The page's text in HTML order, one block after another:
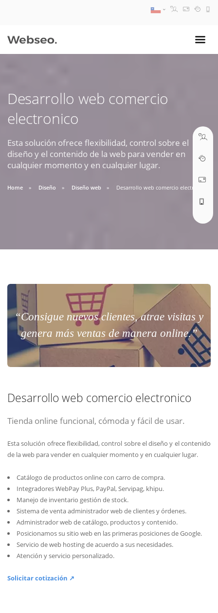
Desarrollo web comercio
electronico
Esta solución ofrece flexibilidad, control sobre el
diseño y el contenido de la web para vender en
cualquier momento y en cualquier lugar.
Home Diseño Diseño web Desarrollo web comercio electronico
“Consigue nuevos clientes, atrae visitas y
genera más ventas de manera online.”
Desarrollo web comercio electronico
Tienda online funcional, cómoda y fácil de usar.
Esta solución ofrece flexibilidad, control sobre el diseño y el contenido
de la web para vender en cualquier momento y en cualquier lugar.
Catálogo de productos online con carro de compra.
Integradores WebPay Plus, PayPal, Servipag, khipu.
Manejo de inventario gestión de stock.
Sistema de venta administrador web de clientes y órdenes.
Administrador web de catálogo, productos y contenido.
Posicionamos su sitio web en las primeras posiciones de Google.
Servicio de web hosting de acuerdo a sus necesidades.
Atención y servicio personalizado.
Solicitar cotización ↗
09:30 AM A 18:30 PM
soporte@webseo.cl
ABRIR TICKET